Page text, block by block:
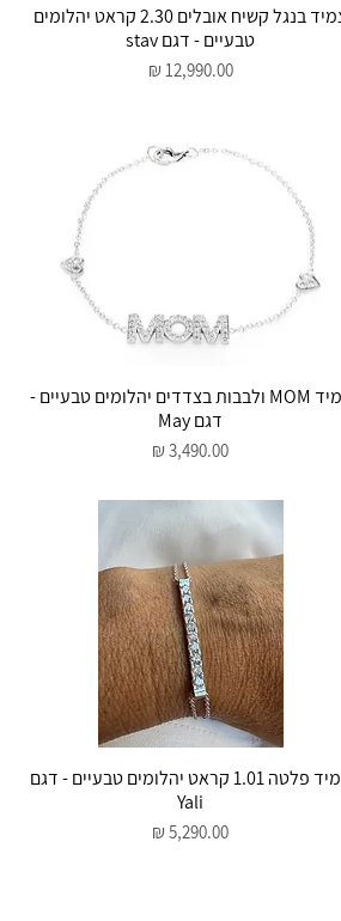
תצוגה מהירהצמיד בנגל קשיח אובלים 2.30 קראט יהלומים
טבעיים - דגם stav
מחיר‏12,990.00 ‏₪
תצוגה מהירה
צמיד MOM ולבבות בצדדים יהלומים טבעיים -
דגם May
מחיר
תצוגה מהירה
צמיד פלטה 1.01 קראט יהלומים טבעיים - דגם
Yali
מחיר